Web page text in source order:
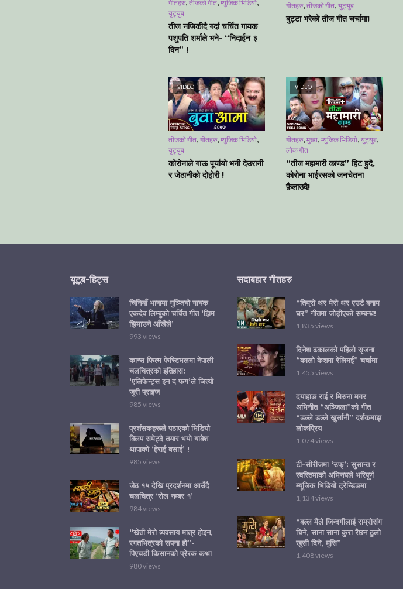
गीतहरु तीजको गीत म्युजिक भिडियो
युट्युब
तीज नजिकीदै गर्दा चर्चित गायक
पशुपति शर्माले भने- “निदाईन ३
दिन” !
गीतहरु, तीजको गीत युट्युब
बुट्टा भरेको तीज गीत चर्चामा!
VIDEO
तीजको गीत गीतहरु, म्युजिक भिडियो
युट्युब
कोरोनाले गाऊ पूर्यायो भनी देउरानी
र जेठानीको दोहोरी !
VIDEO
गीतहरु, मुख्य म्युजिक भिडियो युट्युब
लोक गीत
“तीज महामारी काण्ड” हिट हुदै,
कोरोना भाईरसको जनचेतना
फ़ैलाउदै!
यूटूब-हिट्स
चिनियाँ भाषामा गुञ्जियो गायक
एकदेव लिम्बुको चर्चित गीत ‘झिम
झिमाउने आँखैले’
993 views
कान्स फिल्म फेस्टिभलमा नेपाली
चलचित्रको इतिहास:
‘एलिफेन्ट्स इन द फग’ले जित्यो
जुरी प्राइज
985 views
प्रशंसकहरूले पठाएको भिडियो
क्लिप समेट्दै तयार भयो याबेश
थापाको ‘हेराई बसाई’ !
985 views
जेठ १५ देखि प्रदर्शनमा आउँदै
चलचित्र ‘रोल नम्बर १’
984 views
“खेती मेरो व्यवसाय मात्र होइन,
रगतभित्रको सपना हो”-
पिएचडी किसानको प्रेरक कथा
980 views
सदाबहार गीतहरु
“तिम्रो थर मेरो थर एउटै बनाम
घर” गीतमा जोड़ीएको सम्बन्ध!
1,835 views
दिनेश ढकालको पहिलो सृजना
“कालो केशमा रेलिमई” चर्चामा
1,455 views
दयाहाङ राई र मिरुना मगर
अभिनीत “अञ्जिला”को गीत
“डल्ले डल्ले खुर्सानी” दर्शकमाझ
लोकप्रिय
1,074 views
टी-सीरीजमा ‘उफ्’: सुसान्त र
स्वस्तिमाको अभिनयले भरिपूर्ण
म्यूजिक भिडियो ट्रेन्डिङमा
1,134 views
“बल्ल मैले जिन्दगीलाई राम्रोसंग
चिने, साना साना कुरा रैछन ठुलो
खुसी दिने, मुसि”
1,408 views